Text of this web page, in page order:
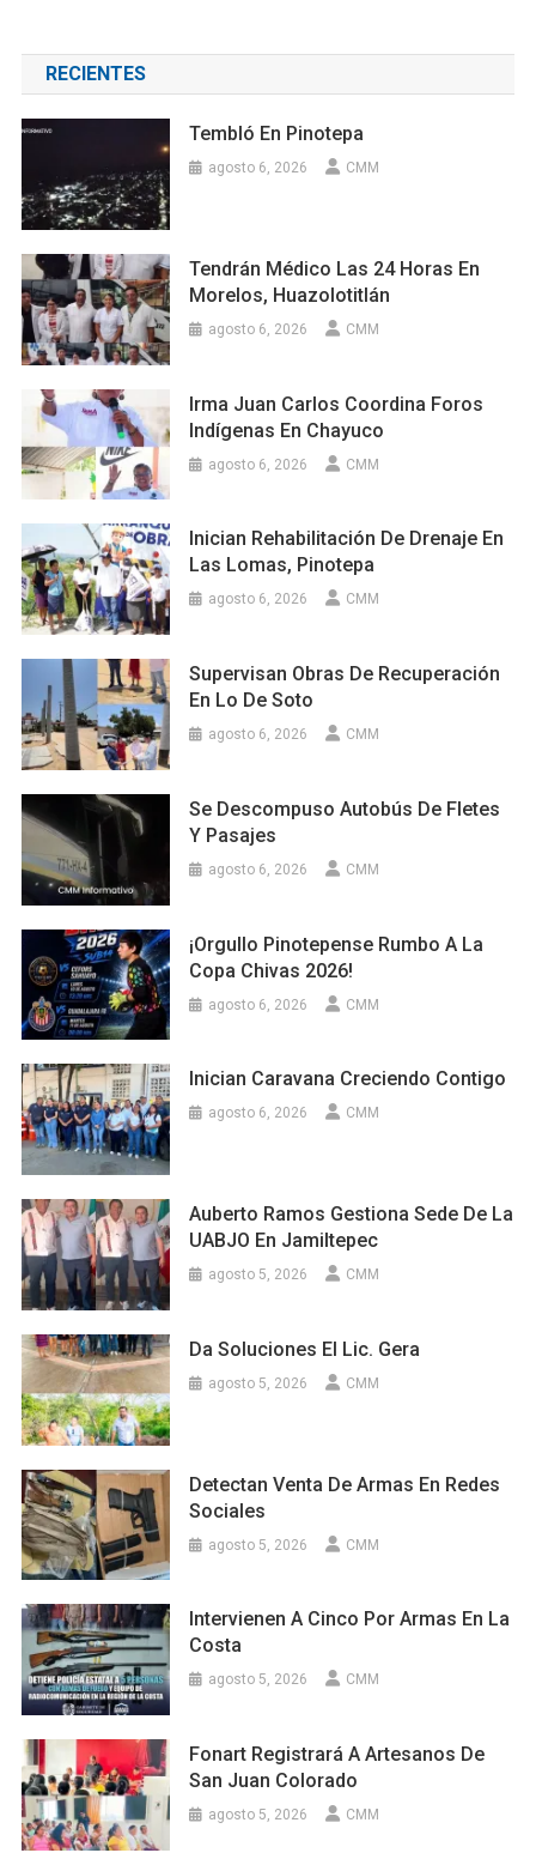
RECIENTES
Tembló En Pinotepa
agosto 6, 2026 CMM
Tendrán Médico Las 24 Horas En
Morelos, Huazolotitlán
agosto 6, 2026 CMM
Irma Juan Carlos Coordina Foros
Indígenas En Chayuco
agosto 6, 2026 CMM
Inician Rehabilitación De Drenaje En
Las Lomas, Pinotepa
agosto 6, 2026 CMM
Supervisan Obras De Recuperación
En Lo De Soto
agosto 6, 2026 CMM
Se Descompuso Autobús De Fletes
Y Pasajes
agosto 6, 2026 CMM
¡Orgullo Pinotepense Rumbo A La
Copa Chivas 2026!
agosto 6, 2026 CMM
Inician Caravana Creciendo Contigo
agosto 6, 2026 CMM
Auberto Ramos Gestiona Sede De La
UABJO En Jamiltepec
agosto 5, 2026 CMM
Da Soluciones El Lic. Gera
agosto 5, 2026 CMM
Detectan Venta De Armas En Redes
Sociales
agosto 5, 2026 CMM
Intervienen A Cinco Por Armas En La
Costa
agosto 5, 2026 CMM
Fonart Registrará A Artesanos De
San Juan Colorado
agosto 5, 2026 CMM